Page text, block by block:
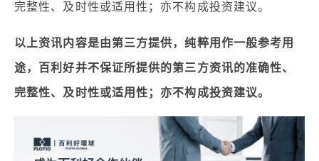
完整性、及时性或适用性；亦不构成投资建议。
以上资讯内容是由第三方提供，纯粹用作一般参考用
途，百利好并不保证所提供的第三方资讯的准确性、
完整性、及时性或适用性；亦不构成投资建议。